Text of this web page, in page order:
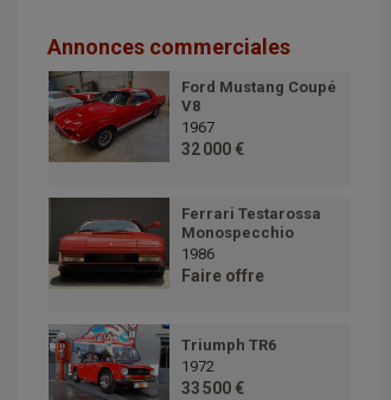
Annonces commerciales
Ford Mustang Coupé
V8
1967
32 000 €
Ferrari Testarossa
Monospecchio
1986
Faire offre
Triumph TR6
1972
33 500 €